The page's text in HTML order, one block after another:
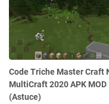
Code Triche Master Craft
MultiCraft 2020 APK MOD
(Astuce)